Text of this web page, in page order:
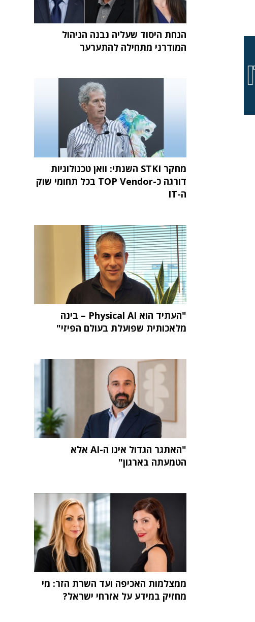
הנחת היסוד שעליה נבנה הניהול
המודרני מתחילה להתערער
מחקר STKI השנתי: וואן טכנולוגיות
דורגה כ-TOP Vendor בכל תחומי שוק
ה-IT
"העתיד הוא Physical AI – בינה
מלאכותית שפועלת בעולם הפיזי"
"האתגר הגדול אינו ה-AI אלא
הטמעתה בארגון"
ממצלמות האכיפה ועד השרת הזר: מי
מחזיק במידע על אזרחי ישראל?